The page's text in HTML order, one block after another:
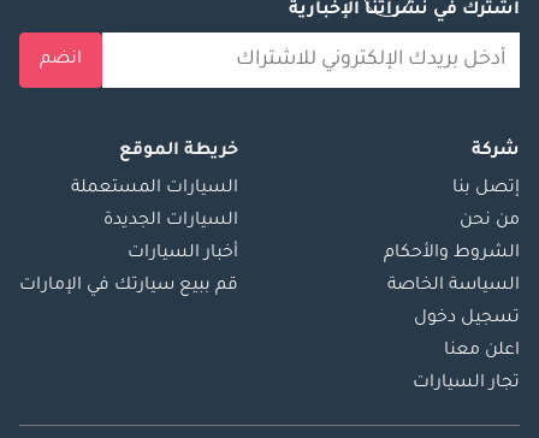
اشترك في نشراتنا الإخبارية
انضم
شركة
إتصل بنا
من نحن
الشروط والأحكام
السياسة الخاصة
تسجيل دخول
اعلن معنا
تجار السيارات
خريطة الموقع
السيارات المستعملة
السيارات الجديدة
أخبار السيارات
قم ببيع سيارتك في الإمارات